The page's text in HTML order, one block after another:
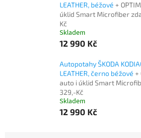
LEATHER, béžové +
úklid Smart Microfiber
Kč
Skladem
12 990 Kč
Autopotahy ŠKODA
LEATHER, černo béžové +
auto i úklid Smart
329,-Kč
Skladem
12 990 Kč